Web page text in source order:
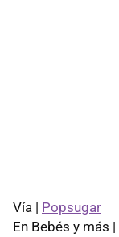
Vía | Popsugar
En Bebés y más |